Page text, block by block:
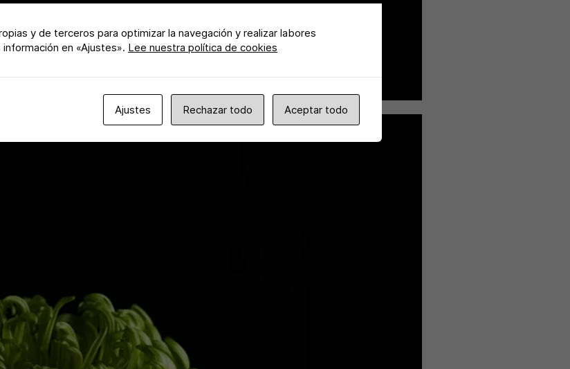
y de terceros para optimizar la navegación y realizar labores
en «Ajustes». Lee nuestra política de cookies
Ajustes Rechazar todo Aceptar todo